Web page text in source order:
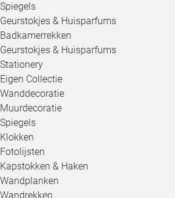
Spiegels
Geurstokjes & Huisparfums
Badkamerrekken
Geurstokjes & Huisparfums
Stationery
Eigen Collectie
Wanddecoratie
Muurdecoratie
Spiegels
Klokken
Fotolijsten
Kapstokken & Haken
Wandplanken
Wandrekken